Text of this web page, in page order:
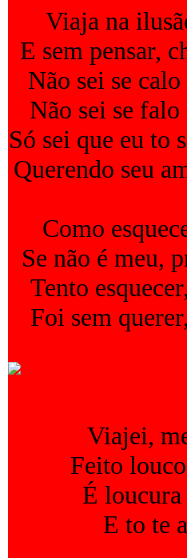
Viaja na
E sem pensar,
Não sei se
Não sei se
Só sei que eu to
Querendo seu
Como
Se não é meu,
Tento
Foi sem
Viajei,
Feito
É
E to te